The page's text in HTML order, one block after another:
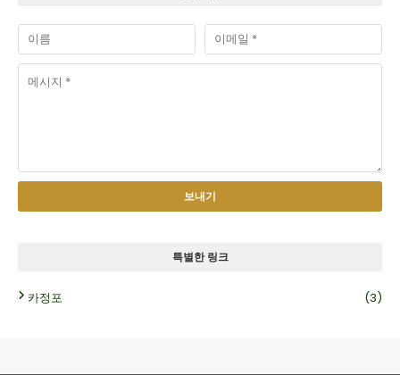
특별한 링크
카정포 (3)